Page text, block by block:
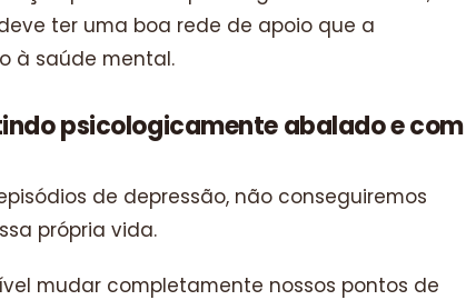
ter uma boa rede de apoio que a
à saúde mental.
psicologicamente abalado e com
de depressão, não conseguiremos
própria vida.
mudar completamente nossos pontos de